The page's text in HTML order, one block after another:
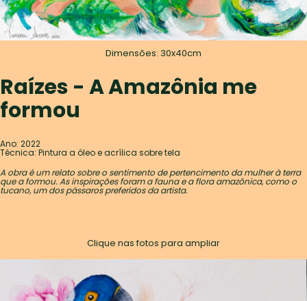
Dimensões: 30x40cm
Raízes - A Amazônia me
formou
Ano: 2022
Técnica: Pintura a óleo e acrílica sobre tela
A obra é um relato sobre o sentimento de pertencimento da mulher à terra
que a formou. As inspirações foram a fauna e a flora amazônica, como o
tucano, um dos pássaros preferidos da artista.
Clique nas fotos para ampliar